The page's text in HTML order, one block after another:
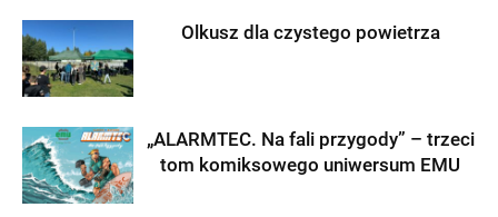
Olkusz dla czystego powietrza
„ALARMTEC. Na fali przygody” – trzeci
tom komiksowego uniwersum EMU